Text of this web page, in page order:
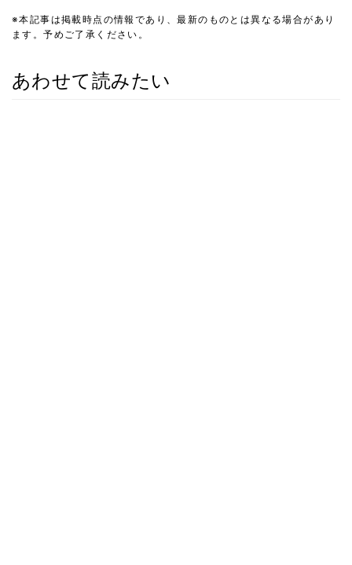
※本記事は掲載時点の情報であり、最新のものとは異なる場合があり
ます。予めご了承ください。
あわせて読みたい